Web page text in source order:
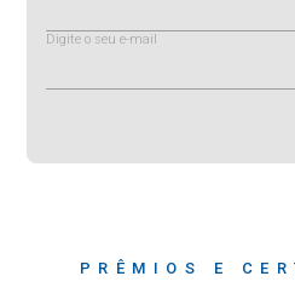
Digite o seu e-mail
PRÊMIOS E